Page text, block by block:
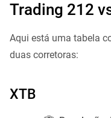
Trading 212
Aqui está uma tabela
duas corretoras:
XTB